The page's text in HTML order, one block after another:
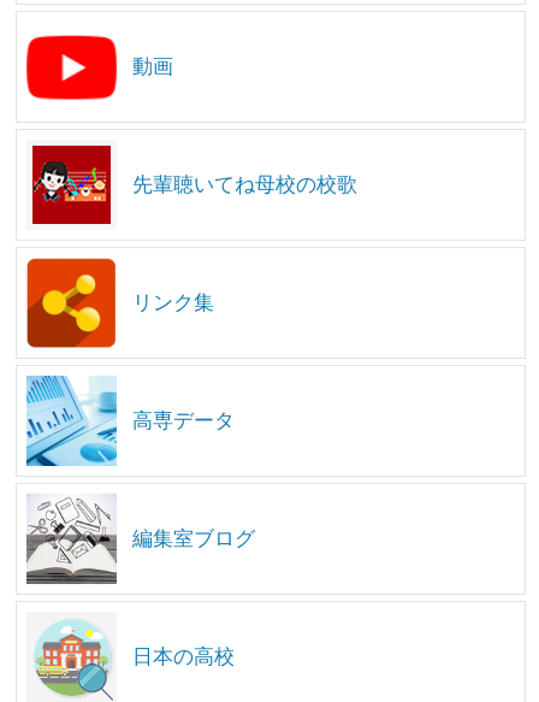
動画
先輩聴いてね母校の校歌
リンク集
高専データ
編集室ブログ
日本の高校